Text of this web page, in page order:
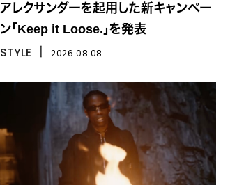
アレクサンダーを起用した新キャンペー
ン「Keep it Loose.」を発表
STYLE 2026.08.08